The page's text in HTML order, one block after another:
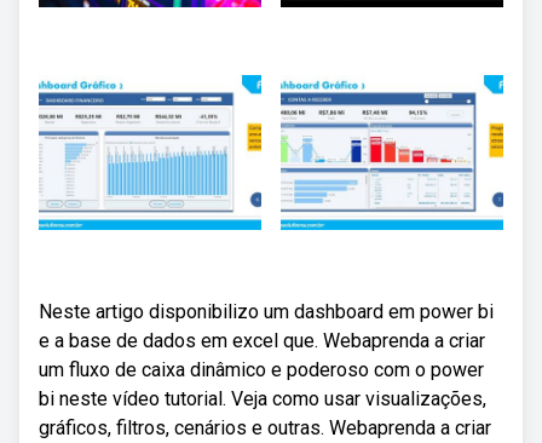
Neste artigo disponibilizo um dashboard em power bi
e a base de dados em excel que. Webaprenda a criar
um fluxo de caixa dinâmico e poderoso com o power
bi neste vídeo tutorial. Veja como usar visualizações,
gráficos, filtros, cenários e outras. Webaprenda a criar